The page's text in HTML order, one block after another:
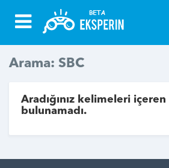
Arama: SBC
Aradığınız kelimeleri
bulunamadı.